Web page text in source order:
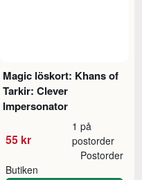
Magic löskort: Khans of
Tarkir: Clever
Impersonator
55 kr
1 på
postorder
Butiken
Postorder